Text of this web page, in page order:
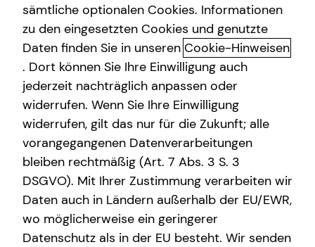
Erlaubnis nach § 34d GewO​
Aufsichtsbehörde:
IHK Ostthüringen zu Gera
Gaswerkstraße 23
07546 Gera
Registrierungsnummer: D-GAHZ-OWCMK-99
Berufsbezeichnung: Versicherungsvertreter mit Erlaubnis
nach § 34 d Abs. 1 GewO Bundesrepublik Deutschland
Berufsrechtliche Regelungen: § 34 d Gewerbeordnung
sämtliche optionalen Cookies. Informationen
zu den eingesetzten Cookies und genutzte
Daten finden Sie in unseren Cookie-Hinweisen
. Dort können Sie Ihre Einwilligung auch
jederzeit nachträglich anpassen oder
widerrufen. Wenn Sie Ihre Einwilligung
widerrufen, gilt das nur für die Zukunft; alle
vorangegangenen Datenverarbeitungen
bleiben rechtmäßig (Art. 7 Abs. 3 S. 3
DSGVO). Mit Ihrer Zustimmung verarbeiten wir
Daten auch in Ländern außerhalb der EU/EWR,
wo möglicherweise ein geringerer
Datenschutz als in der EU besteht. Wir senden